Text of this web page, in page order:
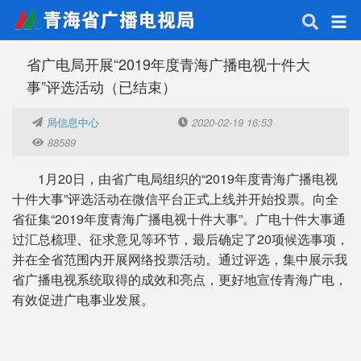
省广电局开展“2019年度青海广播电视十件大
事”评选活动（已结束）
局信息中心
2020-02-19 16:53
88589
1月20日，由省广电局组织的“2019年度青海广播电视
十件大事”评选活动在微信平台正式上线并开始投票。向全
省征集“2019年度青海广播电视十件大事”。广电十件大事通
过汇总梳理、征求意见等环节，最后确定了20项候选事项，
并在全省范围内开展网络投票活动。通过评选，集中展示我
省广播电视系统取得的成效和亮点，更好地宣传青海广电，
有效促进广电事业发展。